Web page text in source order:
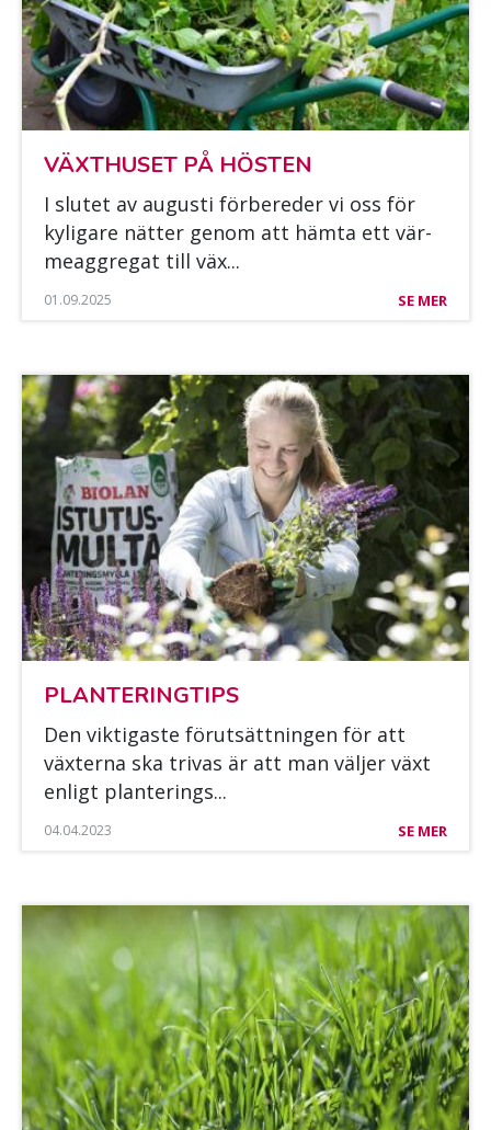
VÄXT­HUSET PÅ HÖS­TEN
I slu­tet av au­gus­ti för­be­re­der vi oss för
ky­li­ga­re nät­ter ge­nom att häm­ta ett vär­
meaggre­gat till väx...
01.09.2025 SE MER
PLAN­TE­RING­TIPS
Den vik­ti­gas­te fö­rut­sätt­nin­gen för att
väx­ter­na ska tri­vas är att man väl­jer växt
en­ligt plan­te­rings...
04.04.2023 SE MER